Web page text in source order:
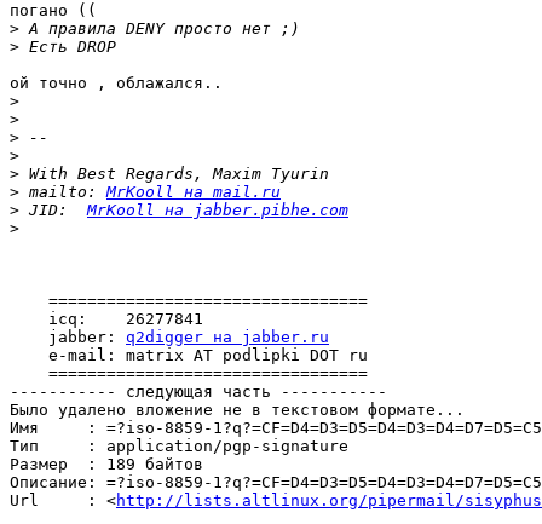
погано ((
>
>
ой точно , облажался..
>
>
>
>
>
> mailto: MrKooll на mail.ru
>
JID: MrKooll на jabber.pibhe.com
>
    =================================
    icq:    26277841
    jabber:
q2digger на jabber.ru
    e-mail: matrix AT podlipki DOT ru
    =================================
----------- следующая часть -----------
Было удалено вложение не в текстовом формате...
Имя     : =?iso-8859-
Тип     : application/pgp-signature
Размер  : 189 байтов
Описание: =?iso-8859-
Url     : <http://lists.altlinux.org/pipermail/sisyphus/